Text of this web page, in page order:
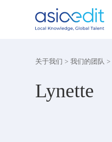
关于我们 > 我们的团队 >
Lynette